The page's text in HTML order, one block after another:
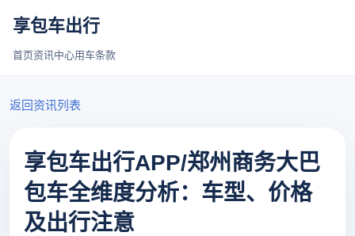
享包车出行
首页资讯中心用车条款
返回资讯列表
享包车出行APP/郑州商务大巴
包车全维度分析：车型、价格
及出行注意